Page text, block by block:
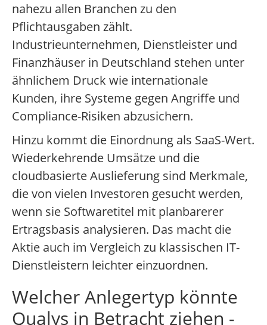
nahezu allen Branchen zu den
Pflichtausgaben zählt.
Industrieunternehmen, Dienstleister und
Finanzhäuser in Deutschland stehen unter
ähnlichem Druck wie internationale
Kunden, ihre Systeme gegen Angriffe und
Compliance-Risiken abzusichern.
Hinzu kommt die Einordnung als SaaS-Wert.
Wiederkehrende Umsätze und die
cloudbasierte Auslieferung sind Merkmale,
die von vielen Investoren gesucht werden,
wenn sie Softwaretitel mit planbarerer
Ertragsbasis analysieren. Das macht die
Aktie auch im Vergleich zu klassischen IT-
Dienstleistern leichter einzuordnen.
Welcher Anlegertyp könnte
Qualys in Betracht ziehen -